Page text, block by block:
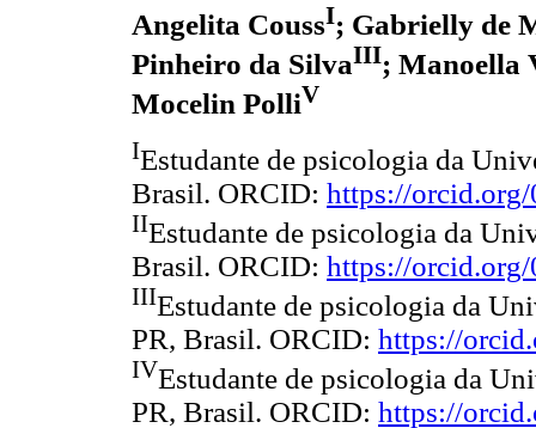
Angelita CoussI; Gabrielly de
Pinheiro da SilvaIII; Manoella
Mocelin PolliV
IEstudante de psicologia da
Brasil. ORCID: https://
IIEstudante de psicologia da
Brasil. ORCID: https://
IIIEstudante de psicologia da
PR, Brasil. ORCID: https://
IVEstudante de psicologia da
PR, Brasil. ORCID: https://